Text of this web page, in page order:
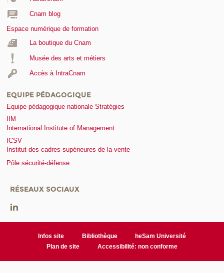
Cnam blog
Espace numérique de formation
La boutique du Cnam
Musée des arts et métiers
Accès à IntraCnam
EQUIPE PÉDAGOGIQUE
Equipe pédagogique nationale Stratégies
IIM
International Institute of Management
ICSV
Institut des cadres supérieures de la vente
Pôle sécurité-défense
RÉSEAUX SOCIAUX
Infos site Bibliothèque
heSam Université
Plan de site
Accessibilité: non conforme